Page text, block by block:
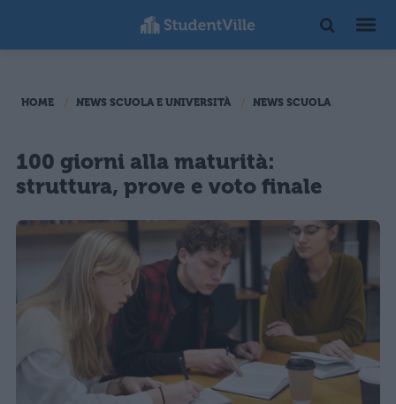
HOME NEWS SCUOLA E UNIVERSITÀ NEWS SCUOLA
100 giorni alla maturità:
struttura, prove e voto finale